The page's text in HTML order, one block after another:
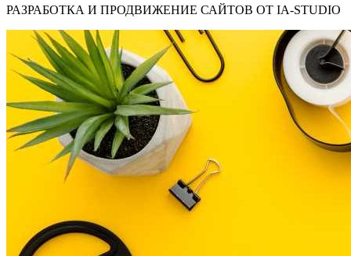
РАЗРАБОТКА И ПРОДВИЖЕНИЕ САЙТОВ ОТ IA-STUDIO